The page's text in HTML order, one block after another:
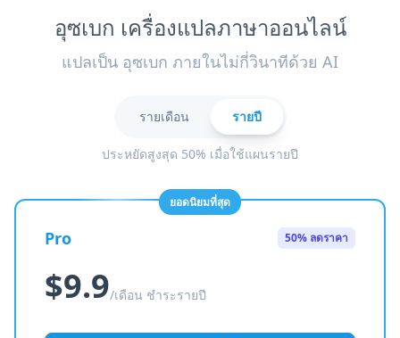
อุซเบก เครื่องแปลภาษาออนไลน์
แปลเป็น อุซเบก ภายในไม่กี่วินาทีด้วย AI
รายเดือน รายปี
ประหยัดสูงสุด 50% เมื่อใช้แผนรายปี
ยอดนิยมที่สุด
Pro 50% ลดราคา
$9.9/เดือน ชำระรายปี